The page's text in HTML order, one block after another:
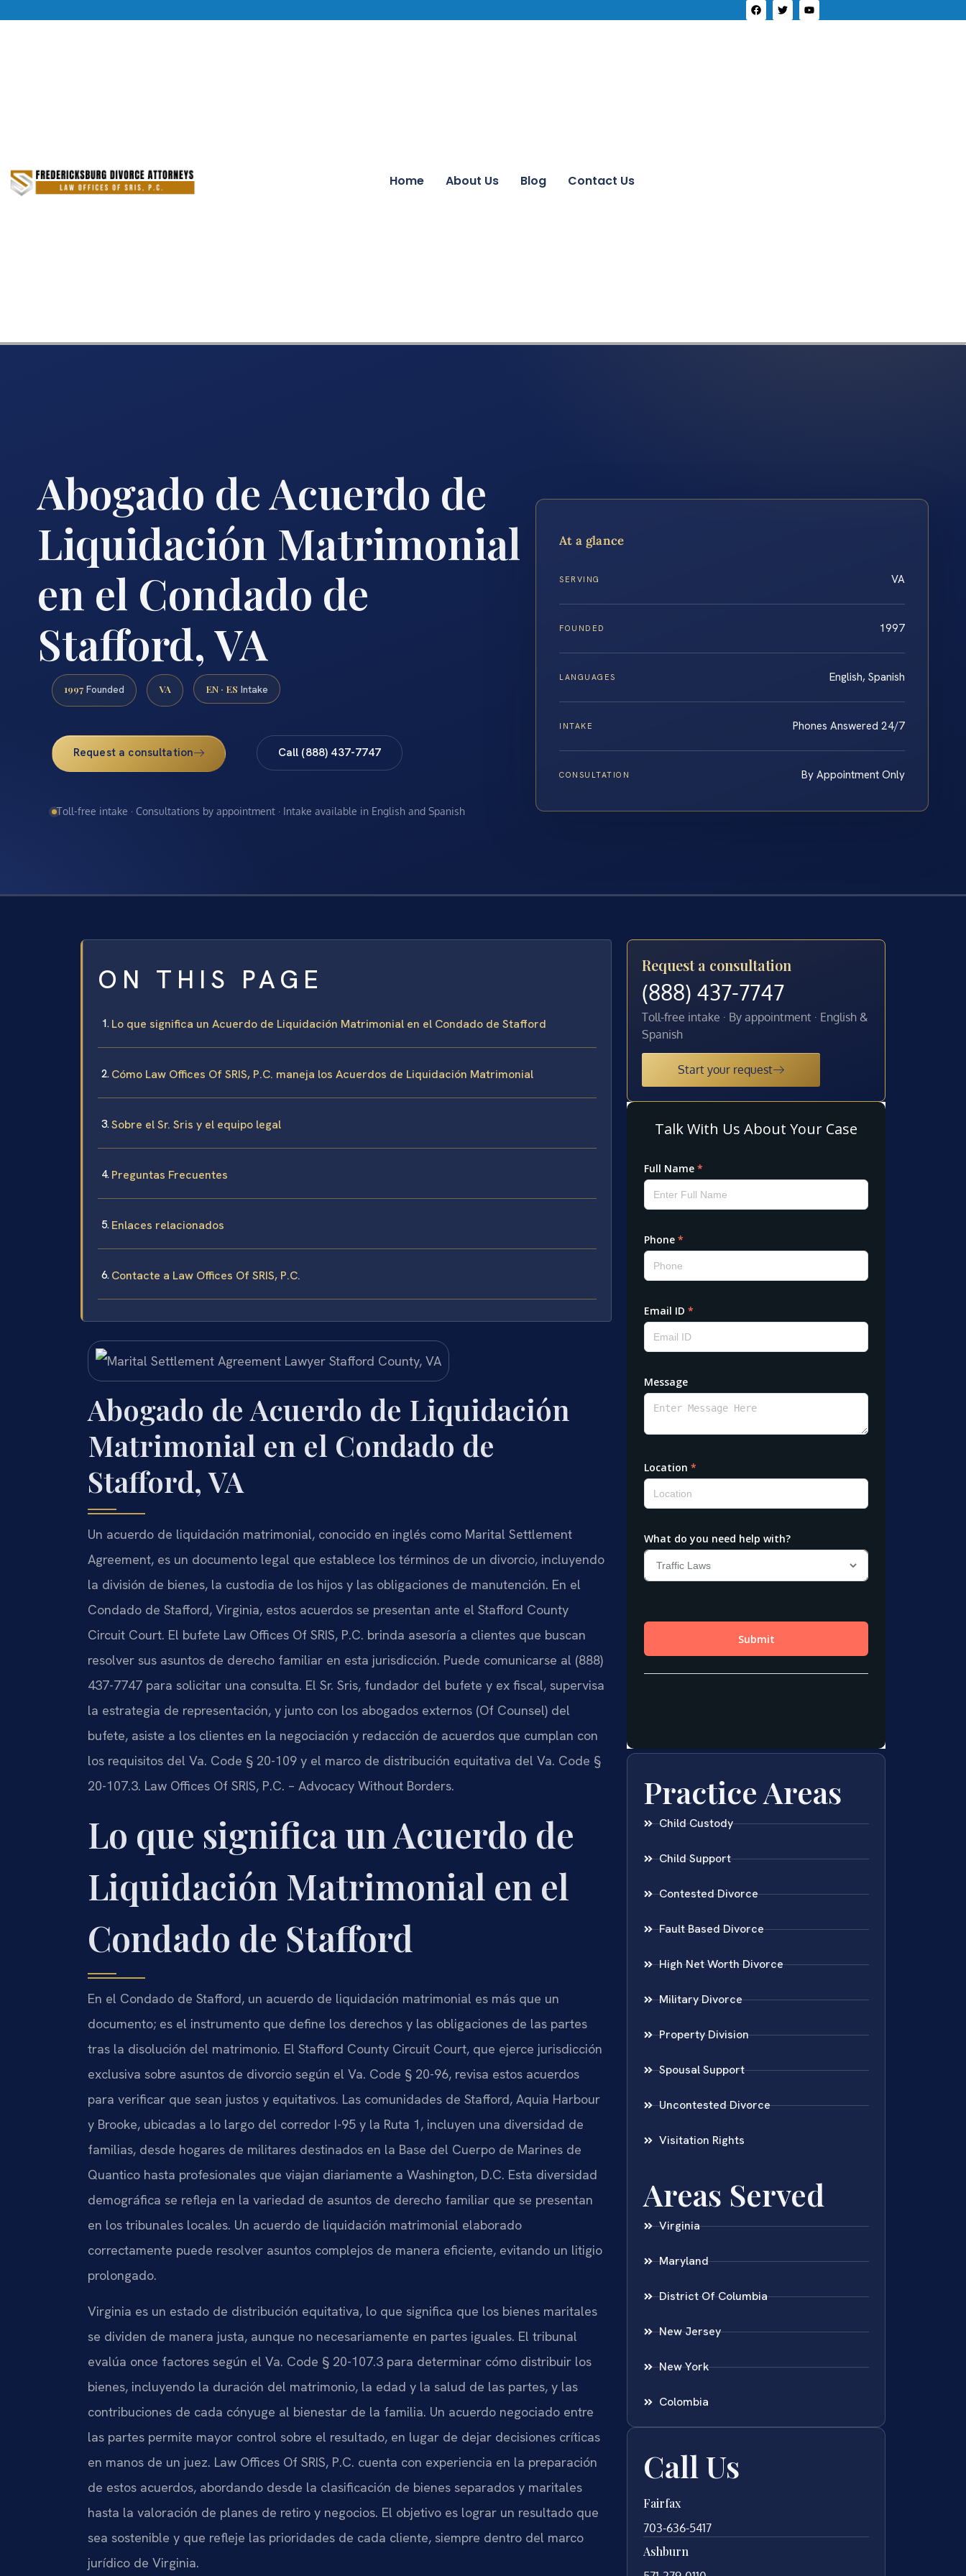
Home About Us Blog Contact Us
Abogado de Acuerdo de
Liquidación Matrimonial
en el Condado de
Stafford, VA
1997 Founded VA EN · ES Intake
Request a consultation Call (888) 437-7747
Toll-free intake · Consultations by appointment · Intake available in English and Spanish
At a glance
SERVING VA
FOUNDED 1997
LANGUAGES English, Spanish
INTAKE Phones Answered 24/7
CONSULTATION By Appointment Only
ON THIS PAGE
Lo que significa un Acuerdo de Liquidación Matrimonial en el Condado de Stafford
Cómo Law Offices Of SRIS, P.C. maneja los Acuerdos de Liquidación Matrimonial
Sobre el Sr. Sris y el equipo legal
Preguntas Frecuentes
Enlaces relacionados
Contacte a Law Offices Of SRIS, P.C.
Abogado de Acuerdo de Liquidación
Matrimonial en el Condado de
Stafford, VA
Un acuerdo de liquidación matrimonial, conocido en inglés como Marital Settlement
Agreement, es un documento legal que establece los términos de un divorcio, incluyendo
la división de bienes, la custodia de los hijos y las obligaciones de manutención. En el
Condado de Stafford, Virginia, estos acuerdos se presentan ante el Stafford County
Circuit Court. El bufete Law Offices Of SRIS, P.C. brinda asesoría a clientes que buscan
resolver sus asuntos de derecho familiar en esta jurisdicción. Puede comunicarse al (888)
437-7747 para solicitar una consulta. El Sr. Sris, fundador del bufete y ex fiscal, supervisa
la estrategia de representación, y junto con los abogados externos (Of Counsel) del
bufete, asiste a los clientes en la negociación y redacción de acuerdos que cumplan con
los requisitos del Va. Code § 20-109 y el marco de distribución equitativa del Va. Code §
20-107.3. Law Offices Of SRIS, P.C. – Advocacy Without Borders.
Lo que significa un Acuerdo de
Liquidación Matrimonial en el
Condado de Stafford
En el Condado de Stafford, un acuerdo de liquidación matrimonial es más que un
documento; es el instrumento que define los derechos y las obligaciones de las partes
tras la disolución del matrimonio. El Stafford County Circuit Court, que ejerce jurisdicción
exclusiva sobre asuntos de divorcio según el Va. Code § 20-96, revisa estos acuerdos
para verificar que sean justos y equitativos. Las comunidades de Stafford, Aquia Harbour
y Brooke, ubicadas a lo largo del corredor I-95 y la Ruta 1, incluyen una diversidad de
familias, desde hogares de militares destinados en la Base del Cuerpo de Marines de
Quantico hasta profesionales que viajan diariamente a Washington, D.C. Esta diversidad
demográfica se refleja en la variedad de asuntos de derecho familiar que se presentan
en los tribunales locales. Un acuerdo de liquidación matrimonial elaborado
correctamente puede resolver asuntos complejos de manera eficiente, evitando un litigio
prolongado.
Virginia es un estado de distribución equitativa, lo que significa que los bienes maritales
se dividen de manera justa, aunque no necesariamente en partes iguales. El tribunal
evalúa once factores según el Va. Code § 20-107.3 para determinar cómo distribuir los
bienes, incluyendo la duración del matrimonio, la edad y la salud de las partes, y las
contribuciones de cada cónyuge al bienestar de la familia. Un acuerdo negociado entre
las partes permite mayor control sobre el resultado, en lugar de dejar decisiones críticas
en manos de un juez. Law Offices Of SRIS, P.C. cuenta con experiencia en la preparación
de estos acuerdos, abordando desde la clasificación de bienes separados y maritales
hasta la valoración de planes de retiro y negocios. El objetivo es lograr un resultado que
sea sostenible y que refleje las prioridades de cada cliente, siempre dentro del marco
jurídico de Virginia.
Request a consultation
(888) 437-7747
Toll-free intake · By appointment · English &
Spanish
Start your request
Practice Areas
Child Custody
Child Support
Contested Divorce
Fault Based Divorce
High Net Worth Divorce
Military Divorce
Property Division
Spousal Support
Uncontested Divorce
Visitation Rights
Areas Served
Virginia
Maryland
District Of Columbia
New Jersey
New York
Colombia
Call Us
Fairfax
703-636-5417
Ashburn